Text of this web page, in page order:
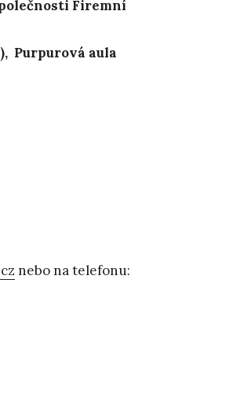
Firemní
Purpurová aula
nebo na telefonu: